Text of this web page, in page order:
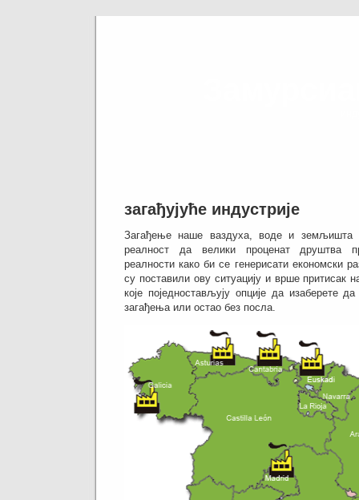
загађујуће индустрије
Загађење наше ваздуха, воде и земљишта
реалност да велики проценат друштва
реалности како би се генерисати економски
су поставили ову ситуацију и врше притисак
које поједностављују опције да изаберете
загађења или остао без посла.